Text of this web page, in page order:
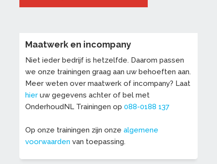
Maatwerk en incompany
Niet ieder bedrijf is hetzelfde. Daarom passen
we onze trainingen graag aan uw behoeften aan.
Meer weten over maatwerk of incompany? Laat
hier uw gegevens achter of bel met
OnderhoudNL Trainingen op 088-0188 137
Op onze trainingen zijn onze algemene
voorwaarden van toepassing.